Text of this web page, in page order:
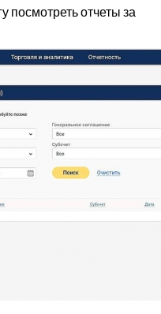
посмотреть отчеты за